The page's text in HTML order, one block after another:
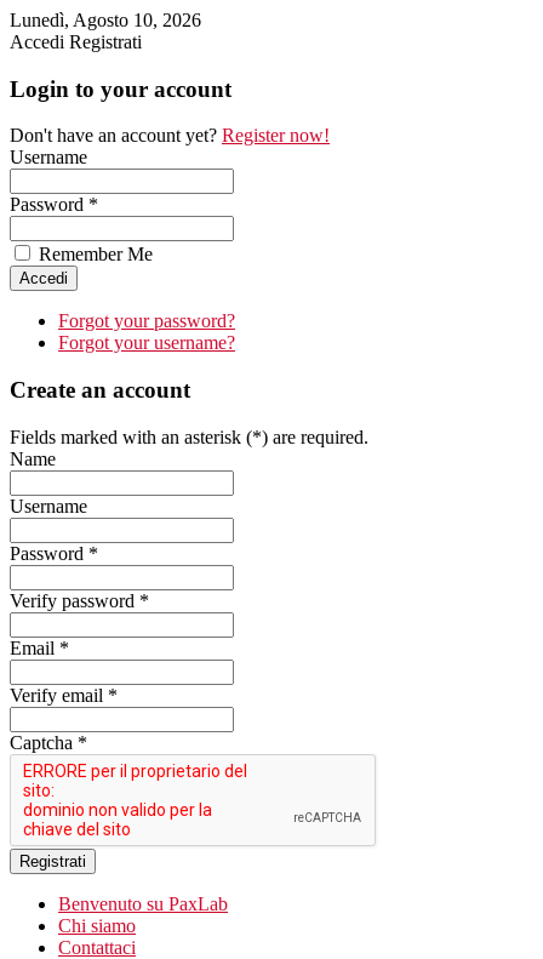
Lunedì, Agosto 10, 2026
Accedi Registrati
Login to your account
Don't have an account yet? Register now!
Username
Password *
Remember Me
Forgot your password?
Forgot your username?
Create an account
Fields marked with an asterisk (*) are required.
Name
Username
Password *
Verify password *
Email *
Verify email *
Captcha *
Registrati
Benvenuto su PaxLab
Chi siamo
Contattaci